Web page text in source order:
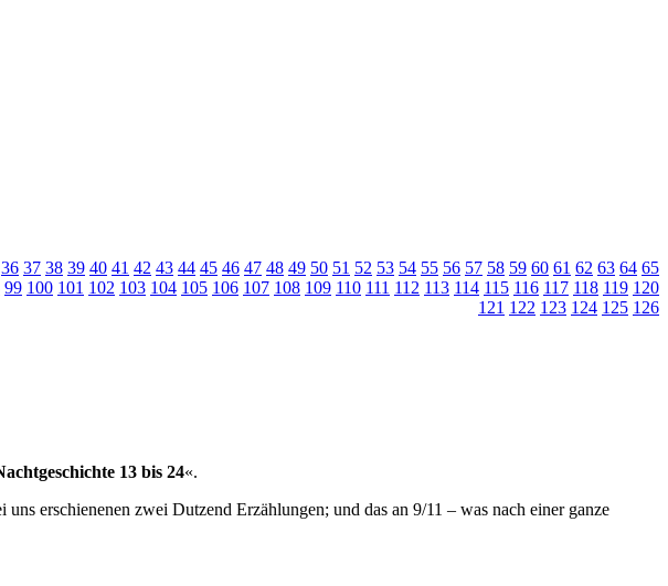
36 37 38 39 40 41 42 43 44 45 46 47 48 49 50 51 52 53 54 55 56 57 58 59 60 61 62 63 64 65
99 100 101 102 103 104 105 106 107 108 109 110 111 112 113 114 115 116 117 118 119 120
121 122 123 124 125 126
13 bis 24«.
erschienenen zwei Dutzend Erzählungen; und das an 9/11 – was nach einer ganze